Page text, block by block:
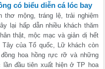
có biểu diễn cá lóc bay
thơ mộng, tráng lệ, trải nghiệm
lại hấp dẫn nhiều khách thăm
thật, mộc mạc và giản dị hết
của Tổ quốc, Lữ khách còn
hoa hồng rực rỡ và những
lần đầu tiên xuất hiện ở TP hoa